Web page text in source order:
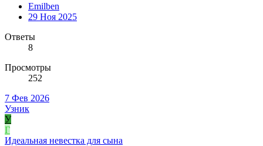
Emilben
29 Ноя 2025
Ответы
8
Просмотры
252
7 Фев 2026
Узник
У
Г
Идеальная невестка для сына